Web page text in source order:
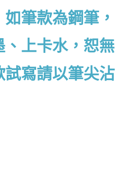
筆款為鋼筆，
、上卡水，恕無
試寫請以筆尖沾